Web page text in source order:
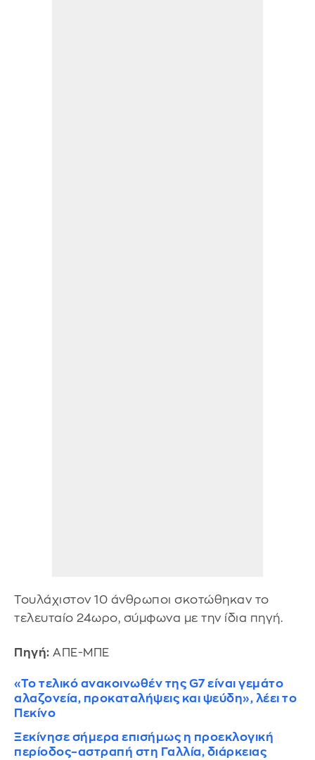
Τουλάχιστον 10 άνθρωποι σκοτώθηκαν το
τελευταίο 24ωρο, σύμφωνα με την ίδια πηγή.
Πηγή: ΑΠΕ-ΜΠΕ
«Το τελικό ανακοινωθέν της G7 είναι γεμάτο
αλαζονεία, προκαταλήψεις και ψεύδη», λέει το
Πεκίνο
Ξεκίνησε σήμερα επισήμως η προεκλογική
περίοδος–αστραπή στη Γαλλία, διάρκειας